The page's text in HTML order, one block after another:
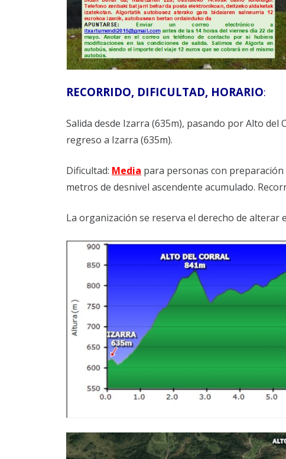
RECORRIDO, DIFICULTAD, HORARIO:
Salida desde Izarra (635m), pasando por Alto del
regreso a Izarra (635m).
Dificultad: Media para personas con preparación
metros de desnivel ascendente acumulado.
La organización se reserva el derecho de